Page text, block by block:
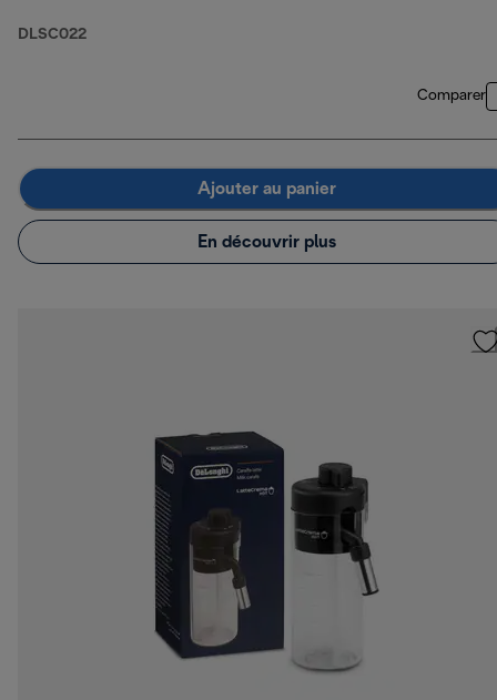
DLSC022
Comparer
Ajouter au panier
En découvrir plus